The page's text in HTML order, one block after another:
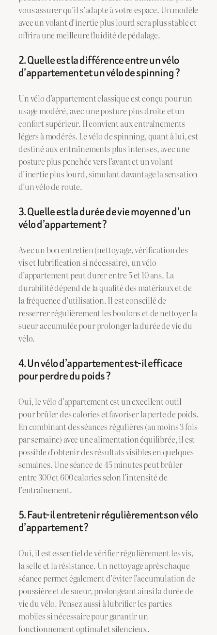
vous assurer qu’il s’adapte à votre espace. Un modèle
avec un volant d’inertie plus lourd sera plus stable et
offrira une meilleure fluidité de pédalage.
2. Quelle est la différence entre un vélo
d’appartement et un vélo de spinning ?
Un vélo d’appartement classique est conçu pour un
usage modéré, avec une posture plus droite et un
confort supérieur. Il convient aux entraînements
légers à modérés. Le vélo de spinning, quant à lui, est
destiné aux entraînements plus intenses, avec une
posture plus penchée vers l’avant et un volant
d’inertie plus lourd, simulant davantage la sensation
d’un vélo de route.
3. Quelle est la durée de vie moyenne d’un
vélo d’appartement ?
Avec un bon entretien (nettoyage, vérification des
vis et lubrification si nécessaire), un vélo
d’appartement peut durer entre 5 et 10 ans. La
durabilité dépend de la qualité des matériaux et de
la fréquence d’utilisation. Il est conseillé de
resserrer régulièrement les boulons et de nettoyer la
sueur accumulée pour prolonger la durée de vie du
vélo.
4. Un vélo d’appartement est-il efficace
pour perdre du poids ?
Oui, le vélo d’appartement est un excellent outil
pour brûler des calories et favoriser la perte de poids.
En combinant des séances régulières (au moins 3 fois
par semaine) avec une alimentation équilibrée, il est
possible d’obtenir des résultats visibles en quelques
semaines. Une séance de 45 minutes peut brûler
entre 300 et 600 calories selon l’intensité de
l’entraînement.
5. Faut-il entretenir régulièrement son vélo
d’appartement ?
Oui, il est essentiel de vérifier régulièrement les vis,
la selle et la résistance. Un nettoyage après chaque
séance permet également d’éviter l’accumulation de
poussière et de sueur, prolongeant ainsi la durée de
vie du vélo. Pensez aussi à lubrifier les parties
mobiles si nécessaire pour garantir un
fonctionnement optimal et silencieux.